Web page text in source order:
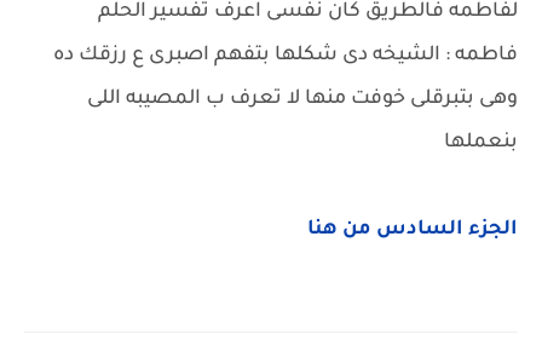
لفاطمه فالطريق كان نفسى اعرف تفسير الحلم
فاطمه : الشيخه دى شكلها بتفهم اصبرى ع رزقك ده
وهى بتبرقلى خوفت منها لا تعرف ب المصيبه اللى
بنعملها
الجزء السادس من هنا